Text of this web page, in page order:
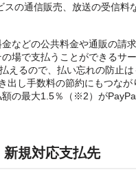
の通信販売、放送の受信料
などの公共料金や通販の請
場で支払うことができるサ
えるので、払い忘れの防止
し手数料の節約にもつなが
額の最大1.5％（※2）が
規対応支払先